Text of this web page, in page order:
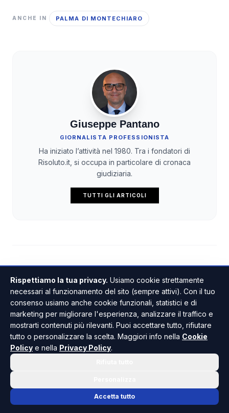
ANCHE IN PALMA DI MONTECHIARO
Giuseppe Pantano
GIORNALISTA PROFESSIONISTA
Ha iniziato l’attività nel 1980. Tra i fondatori di
Risoluto.it, si occupa in particolare di cronaca
giudiziaria.
TUTTI GLI ARTICOLI
Restituiti durante la notte
i tre sup che erano stati
rubati a Sciaccamare
Rispettiamo la tua privacy. Usiamo cookie strettamente
necessari al funzionamento del sito (sempre attivi). Con il tuo
consenso usiamo anche cookie funzionali, statistici e di
marketing per migliorare l'esperienza, analizzare il traffico e
mostrarti contenuti più rilevanti. Puoi accettare tutto, rifiutare
tutto o personalizzare la scelta. Maggiori info nella Cookie
Policy e nella Privacy Policy.
Accetta tutto